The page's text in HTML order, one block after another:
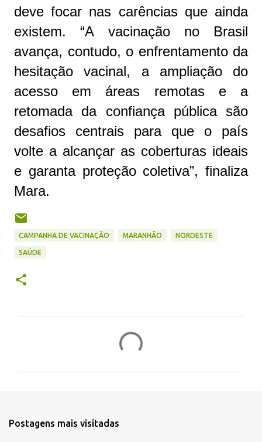
deve focar nas carências que ainda
existem. “A vacinação no Brasil
avança, contudo, o enfrentamento da
hesitação vacinal, a ampliação do
acesso em áreas remotas e a
retomada da confiança pública são
desafios centrais para que o país
volte a alcançar as coberturas ideais
e garanta proteção coletiva”, finaliza
Mara.
CAMPANHA DE VACINAÇÃO MARANHÃO NORDESTE
SAÚDE
Postagens mais visitadas